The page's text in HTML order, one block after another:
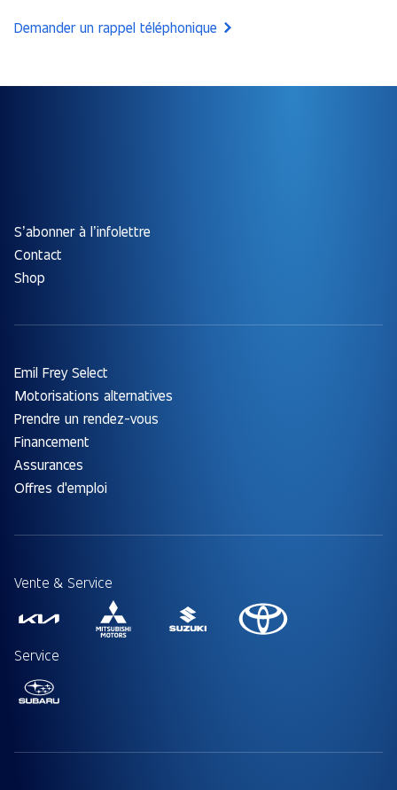
Demander un rappel téléphonique
S’abonner à l’infolettre
Contact
Shop
Emil Frey Select
Motorisations alternatives
Prendre un rendez-vous
Financement
Assurances
Offres d'emploi
Vente & Service
Service